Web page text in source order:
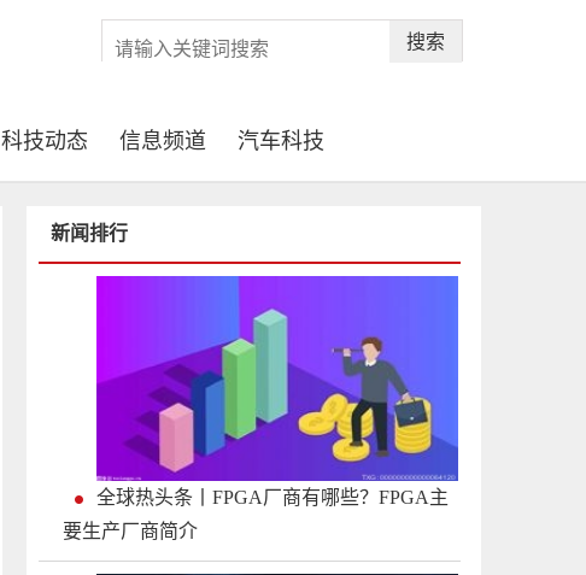
搜索
科技动态 信息频道 汽车科技
新闻排行
全球热头条丨FPGA厂商有哪些？FPGA主
要生产厂商简介